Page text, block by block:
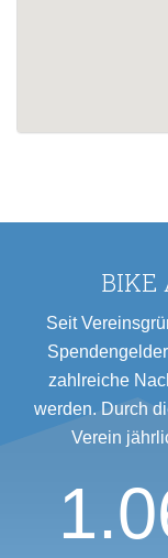
BIKE
Seit
zahlreiche
werden. Durch
Verein